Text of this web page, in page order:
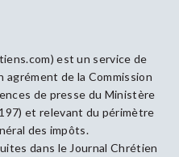
est un service de
agrément de la Commission
de presse du Ministère
et relevant du périmètre
des impôts.
dans le Journal Chrétien